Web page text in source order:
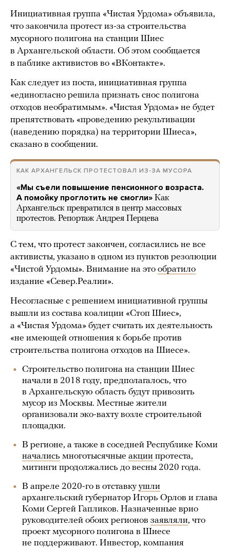
Инициативная группа «Чистая Урдома» объявила,
что закончила протест из-за строительства
мусорного полигона на станции Шиес
в Архангельской области. Об этом сообщается
в паблике активистов во «ВКонтакте».
Как следует из поста, инициативная группа
«единогласно решила признать снос полигона
отходов необратимым». «Чистая Урдома» не будет
препятствовать «проведению рекультивации
(наведению порядка) на территории Шиеса»,
сказано в сообщении.
КАК АРХАНГЕЛЬСК ПРОТЕСТОВАЛ ИЗ-ЗА МУСОРА
«Мы съели повышение пенсионного возраста.
А помойку проглотить не смогли» Как
Архангельск превратился в центр массовых
протестов. Репортаж Андрея Перцева
С тем, что протест закончен, согласились не все
активисты, указано в одном из пунктов резолюции
«Чистой Урдомы». Внимание на это обратило
издание «Север.Реалии».
Несогласные с решением инициативной группы
вышли из состава коалиции «Стоп Шиес»,
а «Чистая Урдома» будет считать их деятельность
«не имеющей отношения к борьбе против
строительства полигона отходов на Шиесе».
Строительство полигона на станции Шиес
начали в 2018 году, предполагалось, что
в Архангельскую область будут привозить
мусор из Москвы. Местные жители
организовали эко-вахту возле строительной
площадки.
В регионе, а также в соседней Республике Коми
начались многотысячные акции протеста,
митинги продолжались до весны 2020 года.
В апреле 2020-го в отставкуушли
архангельский губернатор Игорь Орлов и глава
Коми Сергей Гапликов. Назначенные врио
руководителей обоих регионов заявляли, что
проект мусорного полигона в Шиесе
не поддерживают. Инвестор, компания